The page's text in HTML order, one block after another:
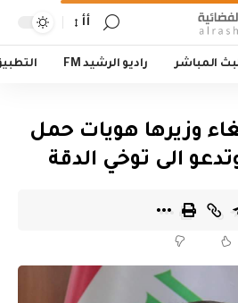
أأ
المباشر راديو الرشيد FM
وزيرها هويات حمل
الى توخي الدقة